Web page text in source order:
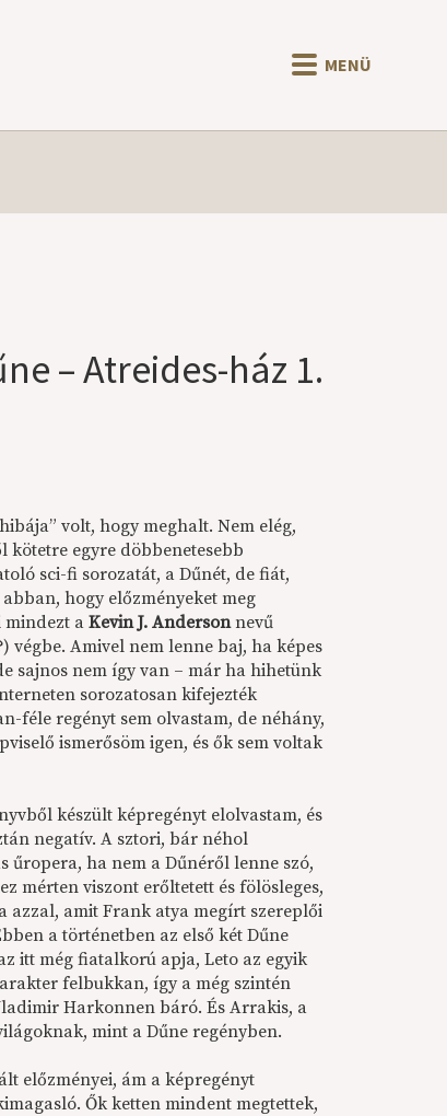
MENÜ
– Atreides-ház 1.
volt, hogy meghalt. Nem elég,
egyre döbbenetesebb
sci-fi sorozatát, a Dűnét, de fiát,
hogy előzményeket meg
mindezt aKevin J. Andersonnevű
végbe. Amivel nem lenne baj, ha képes
sajnos nem így van – már ha hihetünk
sorozatosan kifejezték
féle regényt sem olvastam, de néhány,
ismerősöm igen, és ők sem voltak
készült képregényt elolvastam, és
negatív. A sztori, bár néhol
űropera, ha nem a Dűnéről lenne szó,
mérten viszont erőltetett és fölösleges,
azzal, amit Frank atya megírt szereplői
a történetben az első két Dűne
itt még fiatalkorú apja, Leto az egyik
felbukkan, így a még szintén
Harkonnen báró. És Arrakis, a
mint a Dűne regényben.
előzményei, ám a képregényt
Ők ketten mindent megtettek,